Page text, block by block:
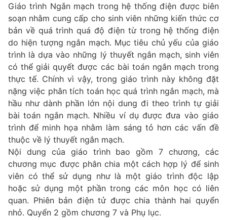
Giáo trình Ngắn mạch trong hệ thống điện được biên
soạn nhằm cung cấp cho sinh viên những kiến thức cơ
bản về quá trình quá độ điện từ trong hệ thống điện
do hiện tượng ngắn mạch. Mục tiêu chủ yếu của giáo
trình là dựa vào những lý thuyết ngắn mạch, sinh viên
có thể giải quyết được các bài toán ngắn mạch trong
thực tế. Chính vì vậy, trong giáo trình này không đặt
nặng việc phân tích toán học quá trình ngắn mạch, mà
hầu như dành phần lớn nội dung đi theo trình tự giải
bài toán ngắn mạch. Nhiều ví dụ được đưa vào giáo
trình để minh họa nhằm làm sáng tỏ hơn các vấn đề
thuộc về lý thuyết ngắn mạch.
Nội dung của giáo trình bao gồm 7 chương, các
chương mục được phân chia một cách hợp lý để sinh
viên có thể sử dụng như là một giáo trình độc lập
hoặc sử dụng một phần trong các môn học có liên
quan. Phiên bản điện tử được chia thành hai quyển
nhỏ. Quyển 2 gồm chương 7 và Phụ lục.